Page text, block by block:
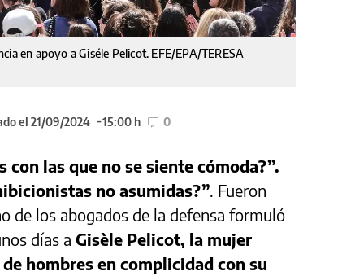
en apoyo a Giséle Pelicot. EFE/EPA/TERESA
el 21/09/2024 15:00 h 0
las que no se siente cómoda?”.
no asumidas?”. Fueron
de los abogados de la defensa formuló
días a Gisèle Pelicot, la mujer
hombres en complicidad con su